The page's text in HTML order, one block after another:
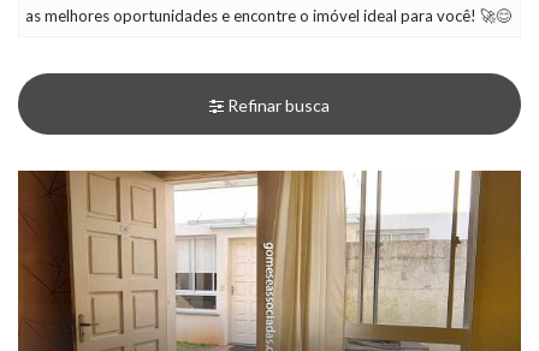
as melhores oportunidades e encontre o imóvel ideal para você! 🚀😊
Refinar busca